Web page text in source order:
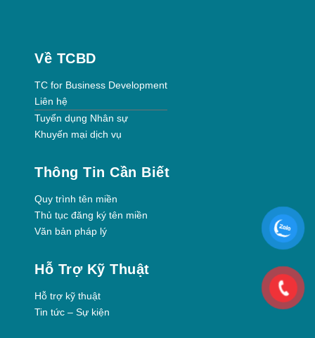
Về TCBD
TC for Business Development
Liên hệ
Tuyển dụng Nhân sự
Khuyến mại dịch vụ
Thông Tin Cần Biết
Quy trình tên miền
Thủ tục đăng ký tên miền
Văn bản pháp lý
Hỗ Trợ Kỹ Thuật
Hỗ trợ kỹ thuật
Tin tức – Sự kiện